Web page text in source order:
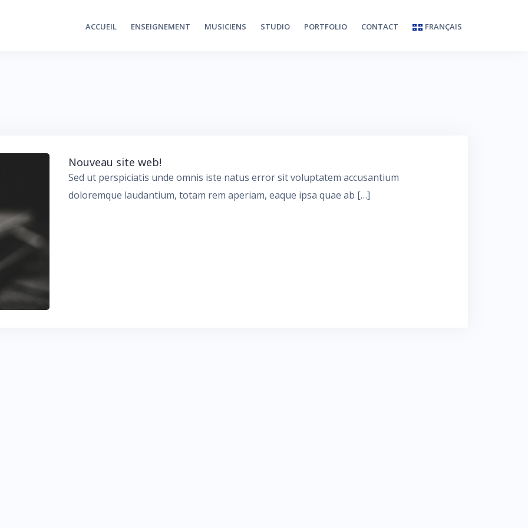
ACCUEIL ENSEIGNEMENT MUSICIENS STUDIO PORTFOLIO CONTACT FRANÇAIS
Nouveau site web!
Sed ut perspiciatis unde omnis iste natus error sit voluptatem accusantium
doloremque laudantium, totam rem aperiam, eaque ipsa quae ab […]